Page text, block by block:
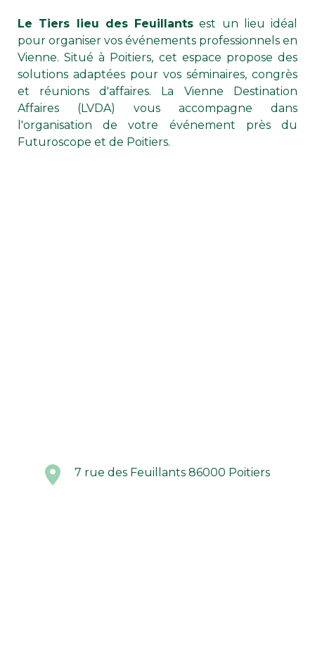
Le Tiers lieu des Feuillants est un lieu idéal
pour organiser vos événements professionnels en
Vienne. Situé à Poitiers, cet espace propose des
solutions adaptées pour vos séminaires, congrès
et réunions d'affaires. La Vienne Destination
Affaires (LVDA) vous accompagne dans
l'organisation de votre événement près du
Futuroscope et de Poitiers.
7 rue des Feuillants 86000 Poitiers